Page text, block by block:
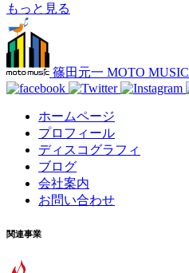
もっと見る
篠田元一 MOTO MUSIC
ホームページ
プロフィール
ディスコグラフィ
ブログ
会社案内
お問い合わせ
関連事業